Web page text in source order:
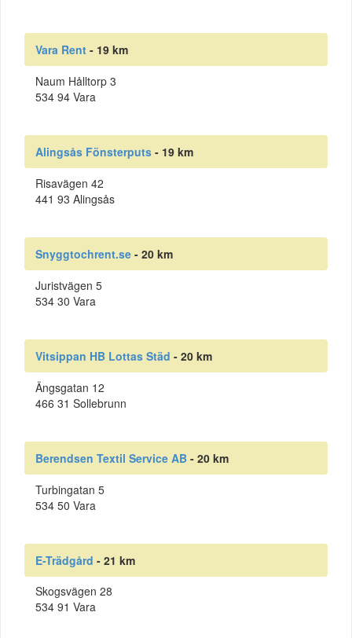
Vara Rent - 19 km
Naum Hålltorp 3
534 94 Vara
Alingsås Fönsterputs - 19 km
Risavägen 42
441 93 Alingsås
Snyggtochrent.se - 20 km
Juristvägen 5
534 30 Vara
Vitsippan HB Lottas Städ - 20 km
Ängsgatan 12
466 31 Sollebrunn
Berendsen Textil Service AB - 20 km
Turbingatan 5
534 50 Vara
E-Trädgård - 21 km
Skogsvägen 28
534 91 Vara